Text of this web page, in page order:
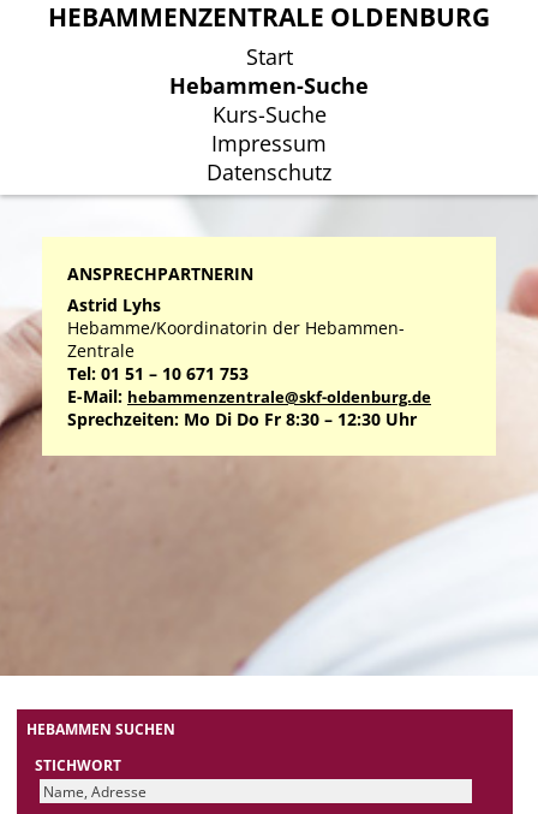
HEBAMMENZENTRALE OLDENBURG
Start
Hebammen-Suche
Kurs-Suche
Impressum
Datenschutz
HEBAMMENZENTRALE OLDENBURG
Start
Hebammen-Suche
Kurs-Suche
Impressum
Datenschutz
ANSPRECHPARTNERIN
Astrid Lyhs
Hebamme/Koordinatorin der Hebammen-
Zentrale
Tel: 01 51 – 10 671 753
E-Mail: hebammenzentrale@skf-oldenburg.de
Sprechzeiten: Mo Di Do Fr 8:30 – 12:30 Uhr
HEBAMMEN SUCHEN
STICHWORT